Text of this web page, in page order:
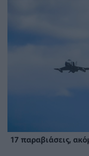
17 παραβιάσεις,